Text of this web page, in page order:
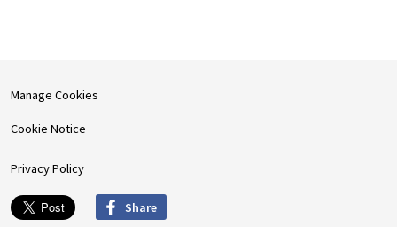
Manage Cookies
Cookie Notice
Privacy Policy
Share